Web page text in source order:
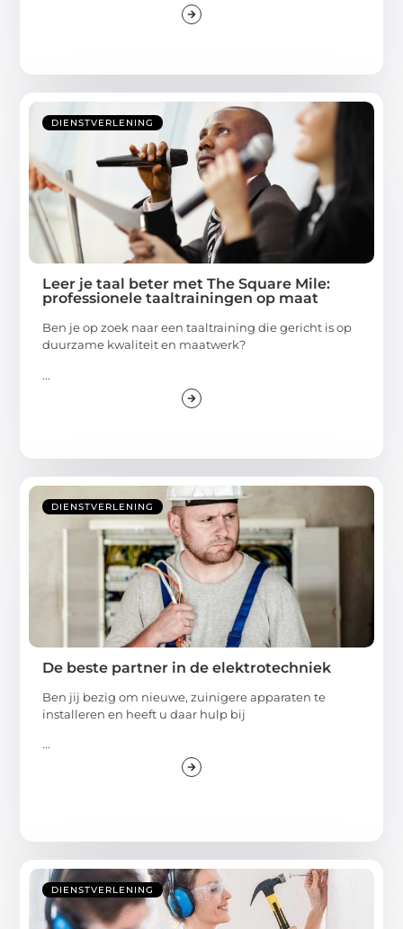
DIENSTVERLENING
Leer je taal beter met The Square Mile:
professionele taaltrainingen op maat
Ben je op zoek naar een taaltraining die gericht is op
duurzame kwaliteit en maatwerk?
...
DIENSTVERLENING
De beste partner in de elektrotechniek
Ben jij bezig om nieuwe, zuinigere apparaten te
installeren en heeft u daar hulp bij
...
DIENSTVERLENING